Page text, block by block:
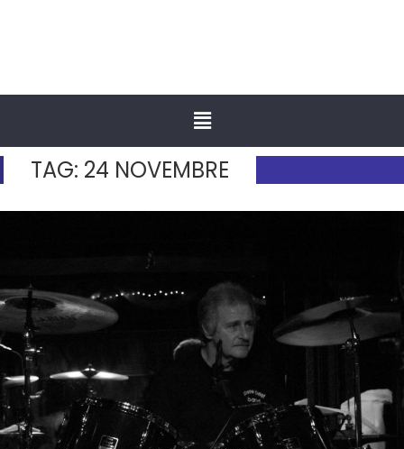
TAG: 24 NOVEMBRE